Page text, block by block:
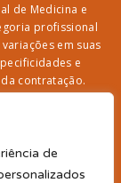
de
de Medicina e
profissional
em suas
e
contratação.
ACIDENTES
SUSEP
sob o nº